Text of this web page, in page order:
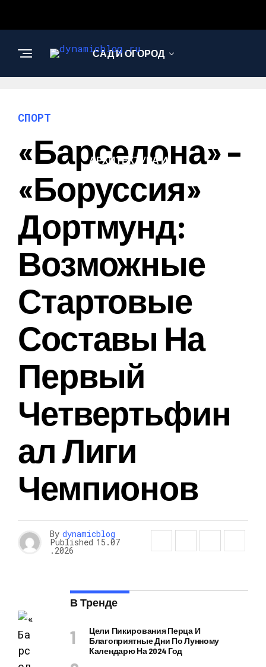
САД И ОГОРОД
АРХИТЕКТУРА И
СПОРТ
«Барселона» –
«Боруссия»
Дортмунд:
Возможные
Стартовые
Составы На
Первый
Четвертьфин
Ал Лиги
Чемпионов
By dynamicblog
Published 15.07
.2026
В Тренде
Цели Пикирования Перца И
Благоприятные Дни По Лунному
Календарю На 2024 Год